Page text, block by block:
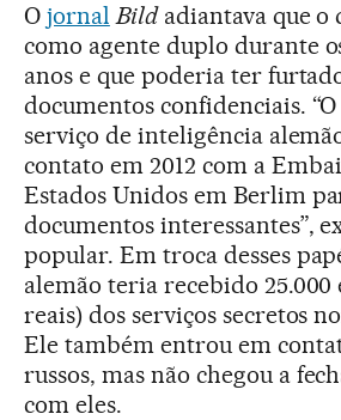
O jornal Bildadiantava que o
como agente duplo durante
anos e que poderia ter
documentos confidenciais.
serviço de inteligência
contato em 2012 com a
Estados Unidos em Berlim
documentos interessantes”,
popular. Em troca desses
alemão teria recebido 25.000
reais) dos serviços secretos
Ele também entrou em
russos, mas não chegou a
com eles.